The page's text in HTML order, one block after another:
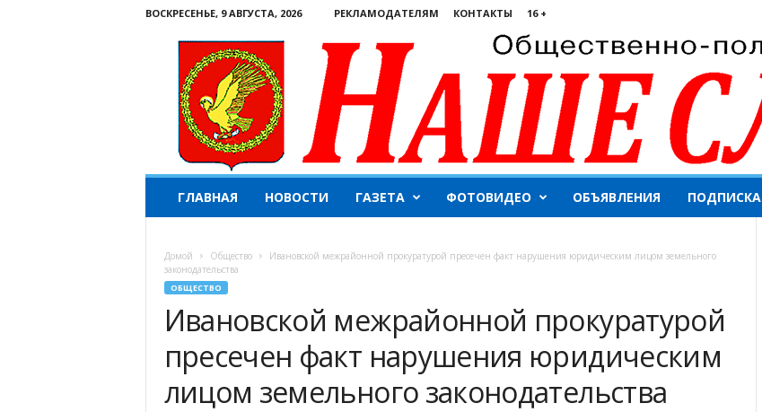
ВОСКРЕСЕНЬЕ, 9 АВГУСТА, 2026 РЕКЛАМОДАТЕЛЯМ КОНТАКТЫ 16 +
ш
ГЛАВНАЯ НОВОСТИ ГАЗЕТА ФОТОВИДЕО ОБЪЯВЛЕНИЯ ПОДПИСКА
Домой Общество
Ивановской межрайонной прокуратурой пресечен факт нарушения юридическим лицом земельного
законодательства
ОБЩЕСТВО
Ивановской межрайонной прокуратурой
пресечен факт нарушения юридическим
лицом земельного законодательства